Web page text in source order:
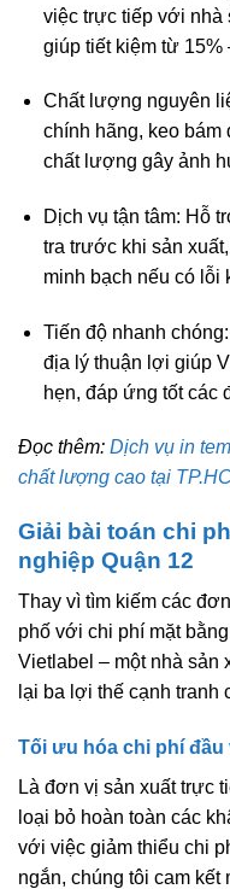
việc trực tiếp với nhà
giúp tiết kiệm từ 15%
Chất lượng nguyên
chính hãng, keo bám
chất lượng gây ảnh
Dịch vụ tận tâm: Hỗ
tra trước khi sản
minh bạch nếu có lỗi
Tiến độ nhanh chóng:
địa lý thuận lợi giúp
hẹn, đáp ứng tốt các
Đọc thêm: Dịch vụ in
chất lượng cao tại
Giải bài toán chi
nghiệp Quận 12
Thay vì tìm kiếm các
phố với chi phí mặt
Vietlabel – một nhà sản
lại ba lợi thế cạnh tranh
Tối ưu hóa chi phí đầu
Là đơn vị sản xuất trực
loại bỏ hoàn toàn các
với việc giảm thiểu chi
ngắn, chúng tôi cam